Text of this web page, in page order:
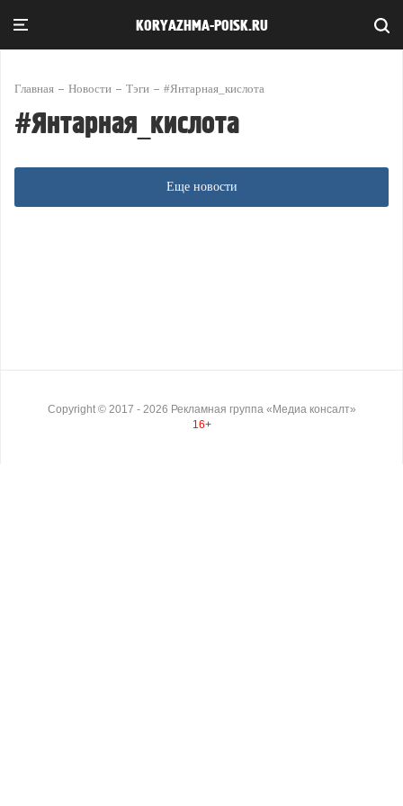
KORYAZHMA-POISK.RU
Главная Новости Тэги #Янтарная_кислота
#Янтарная_кислота
Еще новости
Copyright © 2017 - 2026 Рекламная группа «Медиа консалт»
16+